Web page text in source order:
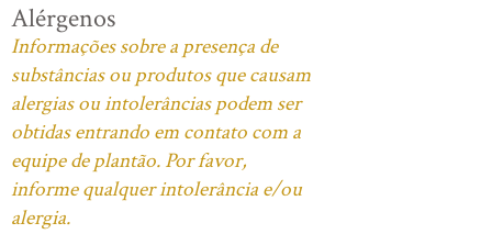
Alérgenos
Informações sobre a presença de
substâncias ou produtos que causam
alergias ou intolerâncias podem ser
obtidas entrando em contato com a
equipe de plantão. Por favor,
informe qualquer intolerância e/ou
alergia.